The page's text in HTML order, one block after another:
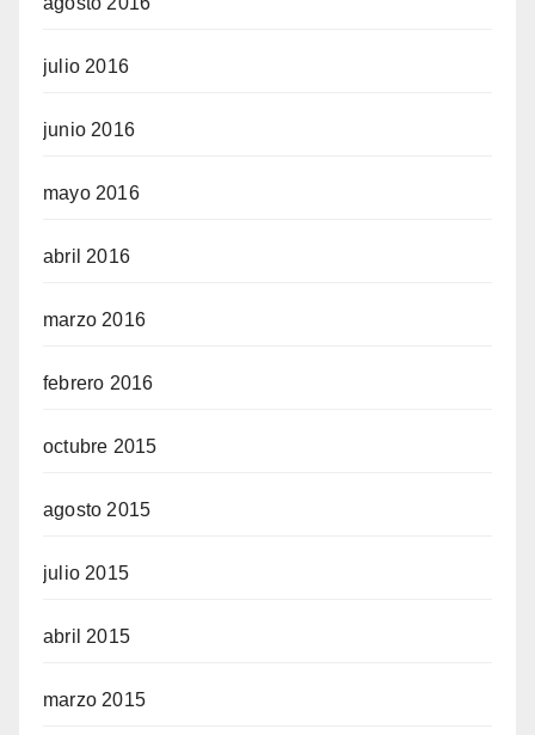
julio 2016
junio 2016
mayo 2016
abril 2016
marzo 2016
febrero 2016
octubre 2015
agosto 2015
julio 2015
abril 2015
marzo 2015